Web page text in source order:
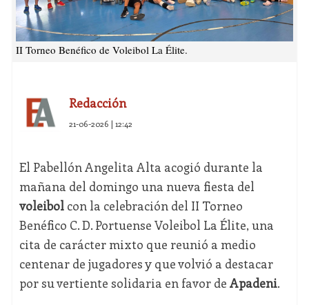
II Torneo Benéfico de Voleibol La Élite.
Redacción
21-06-2026 | 12:42
El Pabellón Angelita Alta acogió durante la
mañana del domingo una nueva fiesta del
voleibolcon la celebración del II Torneo
Benéfico C. D. Portuense Voleibol La Élite, una
cita de carácter mixto que reunió a medio
centenar de jugadores y que volvió a destacar
por su vertiente solidaria en favor de Apadeni.